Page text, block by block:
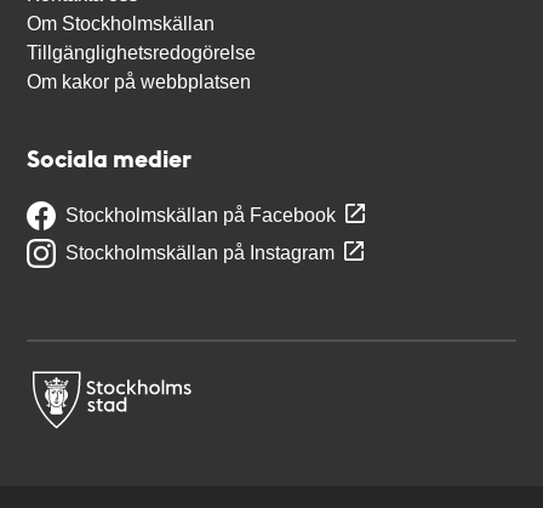
Om Stockholmskällan
Tillgänglighetsredogörelse
Om kakor på webbplatsen
Sociala medier
Stockholmskällan på Facebook
Stockholmskällan på Instagram